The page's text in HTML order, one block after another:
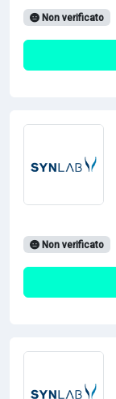
Non verificato
Non verificato